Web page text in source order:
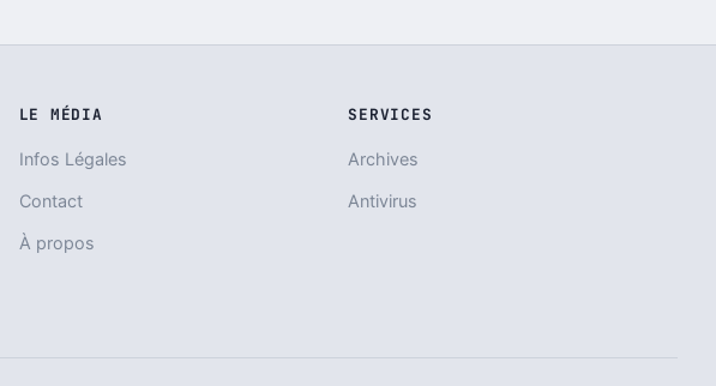
LE MÉDIA
Infos Légales
Contact
À propos
SERVICES
Archives
Antivirus